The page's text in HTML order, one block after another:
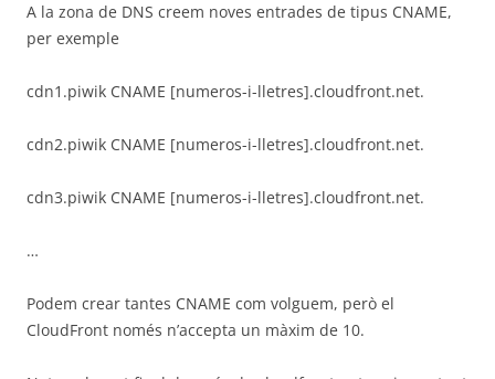
A la zona de DNS creem noves entrades de tipus CNAME,
per exemple
cdn1.piwik CNAME [numeros-i-lletres].cloudfront.net.
cdn2.piwik CNAME [numeros-i-lletres].cloudfront.net.
cdn3.piwik CNAME [numeros-i-lletres].cloudfront.net.
…
Podem crear tantes CNAME com volguem, però el
CloudFront només n’accepta un màxim de 10.